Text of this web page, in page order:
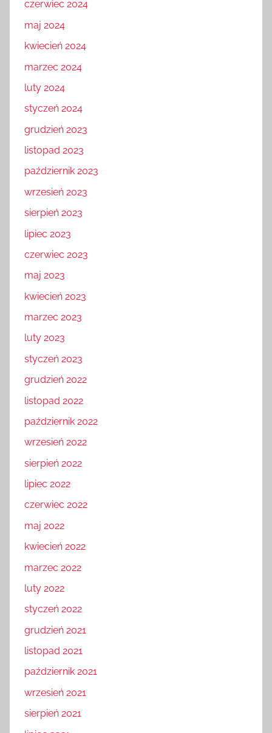
czerwiec 2024
maj 2024
kwiecień 2024
marzec 2024
luty 2024
styczeń 2024
grudzień 2023
listopad 2023
październik 2023
wrzesień 2023
sierpień 2023
lipiec 2023
czerwiec 2023
maj 2023
kwiecień 2023
marzec 2023
luty 2023
styczeń 2023
grudzień 2022
listopad 2022
październik 2022
wrzesień 2022
sierpień 2022
lipiec 2022
czerwiec 2022
maj 2022
kwiecień 2022
marzec 2022
luty 2022
styczeń 2022
grudzień 2021
listopad 2021
październik 2021
wrzesień 2021
sierpień 2021